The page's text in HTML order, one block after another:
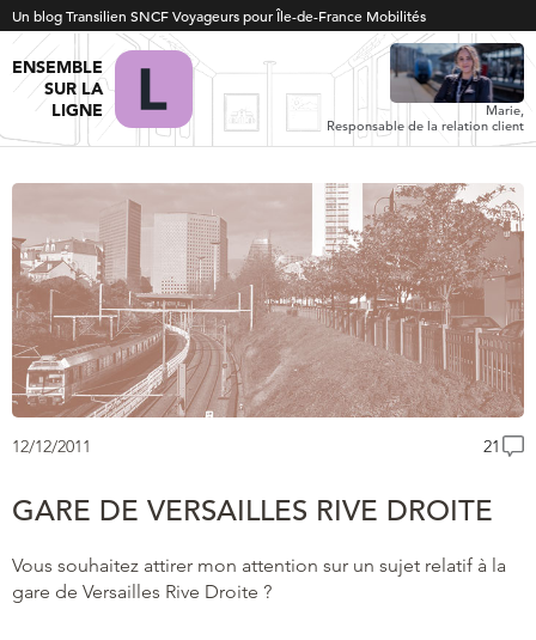
Un blog Transilien SNCF Voyageurs pour Île-de-France Mobilités
ENSEMBLE
SUR LA
LIGNE
Marie,
Responsable de la relation client
12/12/2011 21
GARE DE VERSAILLES RIVE DROITE
Vous souhaitez attirer mon attention sur un sujet relatif à la
gare de Versailles Rive Droite ?